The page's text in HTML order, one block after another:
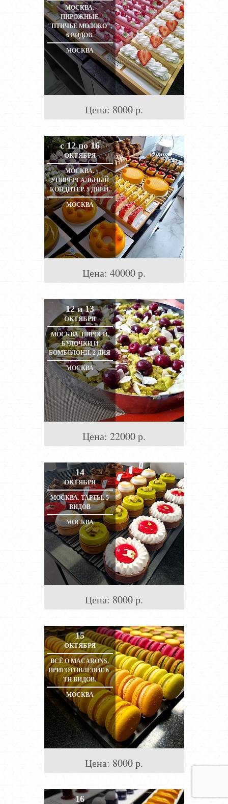
МОСКВА.
ПИРОЖНЫЕ
"ПТИЧЬЕ МОЛОКО",
6 ВИДОВ.
МОСКВА
Цена: 8000р.
с 12 по 16
ОКТЯБРЯ
МОСКВА.
УНИВЕРСАЛЬНЫЙ
КОНДИТЕР. 5 ДНЕЙ.
МОСКВА
Цена: 40000р.
12 и 13
ОКТЯБРЯ
МОСКВА. ПИРОГИ,
БУЛОЧКИ И
БОМБОЛОНИ. 2 ДНЯ
МОСКВА
Цена: 22000р.
14
ОКТЯБРЯ
МОСКВА. ТАРТЫ. 5
ВИДОВ
МОСКВА
Цена: 8000р.
15
ОКТЯБРЯ
ВСЁ О MACARONS.
ПРИГОТОВЛЕНИЕ 6-
ТИ ВИДОВ.
МОСКВА
Цена: 8000р.
16